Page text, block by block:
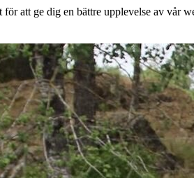
att ge dig en bättre upplevelse av vår